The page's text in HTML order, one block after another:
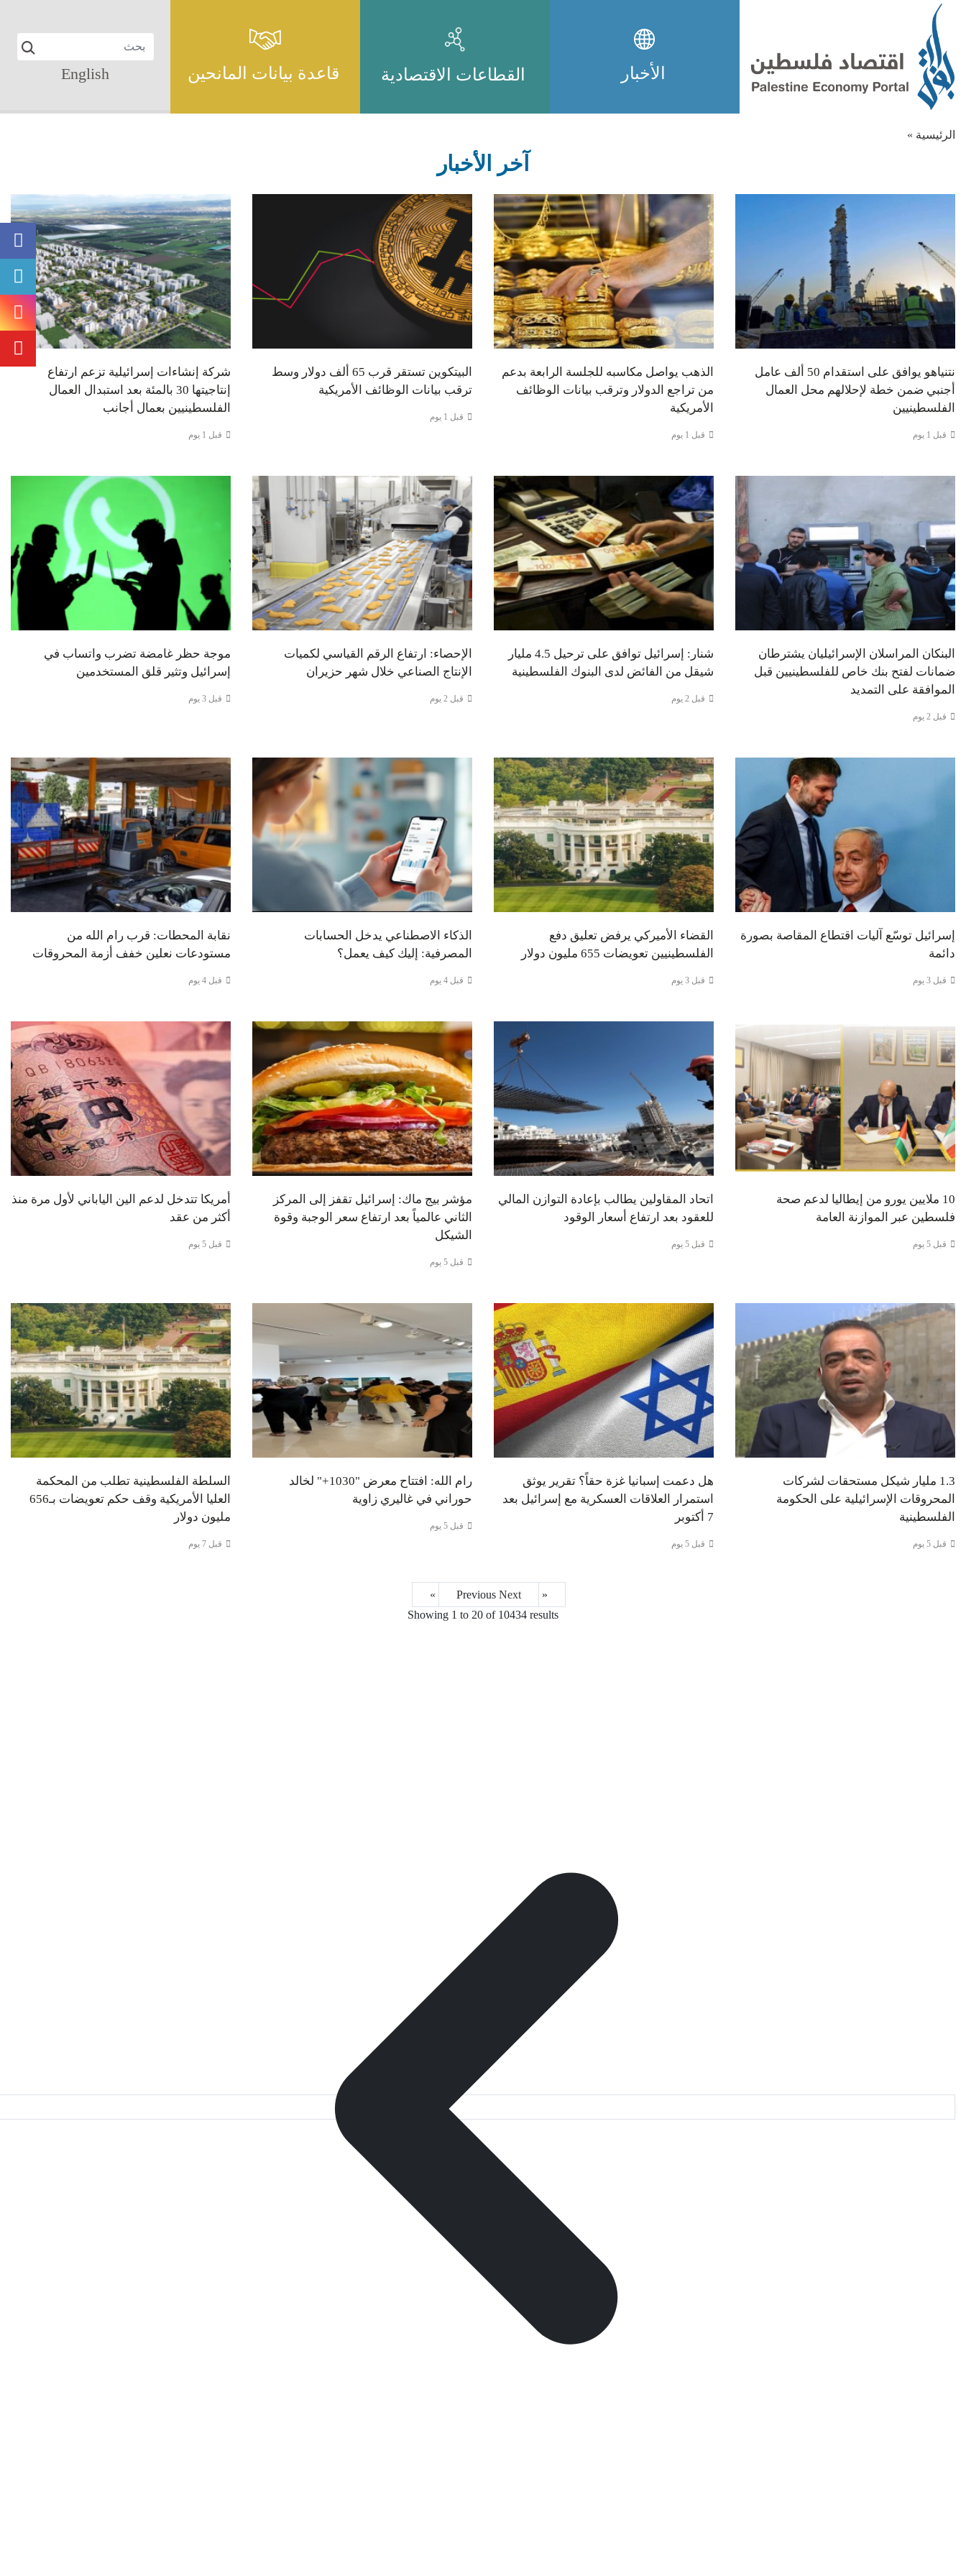
الأخبار القطاعات الاقتصادية قاعدة بيانات المانحين English
الرئيسية »
آخر الأخبار
نتنياهو يوافق على استقدام 50 ألف عامل
أجنبي ضمن خطة لإحلالهم محل العمال
الفلسطينيين
قبل 1 يوم
الذهب يواصل مكاسبه للجلسة الرابعة بدعم
من تراجع الدولار وترقب بيانات الوظائف
الأمريكية
قبل 1 يوم
البيتكوين تستقر قرب 65 ألف دولار وسط
ترقب بيانات الوظائف الأمريكية
قبل 1 يوم
شركة إنشاءات إسرائيلية تزعم ارتفاع
إنتاجيتها 30 بالمئة بعد استبدال العمال
الفلسطينيين بعمال أجانب
قبل 1 يوم
البنكان المراسلان الإسرائيليان يشترطان
ضمانات لفتح بنك خاص للفلسطينيين قبل
الموافقة على التمديد
قبل 2 يوم
شنار: إسرائيل توافق على ترحيل 4.5 مليار
شيقل من الفائض لدى البنوك الفلسطينية
قبل 2 يوم
الإحصاء: ارتفاع الرقم القياسي لكميات
الإنتاج الصناعي خلال شهر حزيران
قبل 2 يوم
موجة حظر غامضة تضرب واتساب في
إسرائيل وتثير قلق المستخدمين
قبل 3 يوم
إسرائيل توسّع آليات اقتطاع المقاصة بصورة
دائمة
قبل 3 يوم
القضاء الأميركي يرفض تعليق دفع
الفلسطينيين تعويضات 655 مليون دولار
قبل 3 يوم
الذكاء الاصطناعي يدخل الحسابات
المصرفية: إليك كيف يعمل؟
قبل 4 يوم
نقابة المحطات: قرب رام الله من
مستودعات نعلين خفف أزمة المحروقات
قبل 4 يوم
10 ملايين يورو من إيطاليا لدعم صحة
فلسطين عبر الموازنة العامة
قبل 5 يوم
اتحاد المقاولين يطالب بإعادة التوازن المالي
للعقود بعد ارتفاع أسعار الوقود
قبل 5 يوم
مؤشر بيج ماك: إسرائيل تقفز إلى المركز
الثاني عالمياً بعد ارتفاع سعر الوجبة وقوة
الشيكل
قبل 5 يوم
أمريكا تتدخل لدعم الين الياباني لأول مرة منذ
أكثر من عقد
قبل 5 يوم
1.3 مليار شيكل مستحقات لشركات
المحروقات الإسرائيلية على الحكومة
الفلسطينية
قبل 5 يوم
هل دعمت إسبانيا غزة حقاً؟ تقرير يوثق
استمرار العلاقات العسكرية مع إسرائيل بعد
7 أكتوبر
قبل 5 يوم
رام الله: افتتاح معرض "1030+" لخالد
حوراني في غاليري زاوية
قبل 5 يوم
السلطة الفلسطينية تطلب من المحكمة
العليا الأمريكية وقف حكم تعويضات بـ656
مليون دولار
قبل 7 يوم
« Previous
Next »
Showing 1 to 20 of 10434 results